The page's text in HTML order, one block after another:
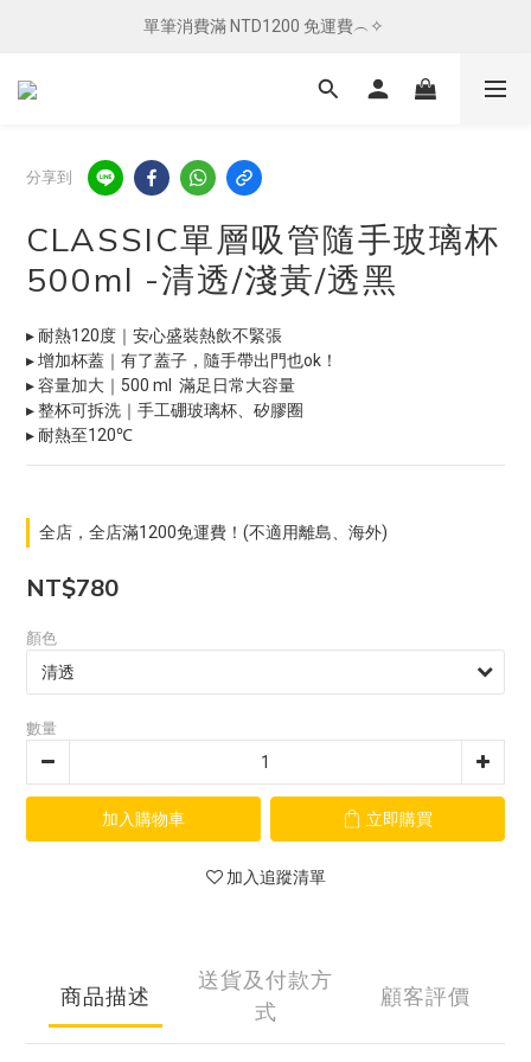
單筆消費滿 NTD1200 免運費︵✧
單筆消費滿 NTD1200 免運費︵✧
總柴發福利 ✦ 全館滿 $800 贈紅包袋
分享到
CLASSIC單層吸管隨手玻璃杯
500ml -清透/淺黃/透黑
▸ 耐熱120度｜安心盛裝熱飲不緊張
▸ 增加杯蓋｜有了蓋子，隨手帶出門也ok！
▸ 容量加大｜500 ml  滿足日常大容量
▸ 整杯可拆洗｜手工硼玻璃杯、矽膠圈
▸ 耐熱至120℃
全店，全店滿1200免運費！(不適用離島、海外)
NT$780
顏色
數量
加入購物車 立即購買
加入追蹤清單
商品描述
送貨及付款方
式
顧客評價